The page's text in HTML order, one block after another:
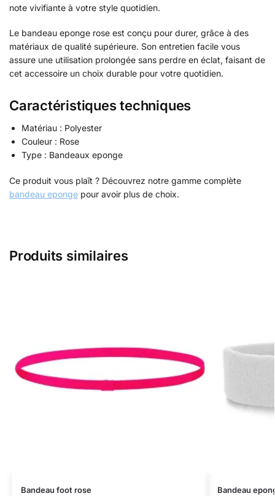
note vivifiante à votre style quotidien.
Le bandeau eponge rose est conçu pour durer, grâce à des
matériaux de qualité supérieure. Son entretien facile vous
assure une utilisation prolongée sans perdre en éclat, faisant de
cet accessoire un choix durable pour votre quotidien.
Caractéristiques techniques
Matériau : Polyester
Couleur : Rose
Type : Bandeaux eponge
Ce produit vous plaît ? Découvrez notre gamme complète
bandeau eponge pour avoir plus de choix.
Produits similaires
Bandeau foot rose Bandeau